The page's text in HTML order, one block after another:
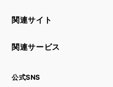
関連サイト
関連サービス
公式SNS